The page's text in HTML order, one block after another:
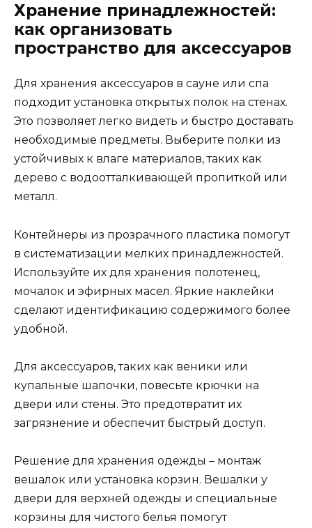
Хранение принадлежностей:
как организовать
пространство для аксессуаров
Для хранения аксессуаров в сауне или спа
подходит установка открытых полок на стенах.
Это позволяет легко видеть и быстро доставать
необходимые предметы. Выберите полки из
устойчивых к влаге материалов, таких как
дерево с водоотталкивающей пропиткой или
металл.
Контейнеры из прозрачного пластика помогут
в систематизации мелких принадлежностей.
Используйте их для хранения полотенец,
мочалок и эфирных масел. Яркие наклейки
сделают идентификацию содержимого более
удобной.
Для аксессуаров, таких как веники или
купальные шапочки, повесьте крючки на
двери или стены. Это предотвратит их
загрязнение и обеспечит быстрый доступ.
Решение для хранения одежды – монтаж
вешалок или установка корзин. Вешалки у
двери для верхней одежды и специальные
корзины для чистого белья помогут